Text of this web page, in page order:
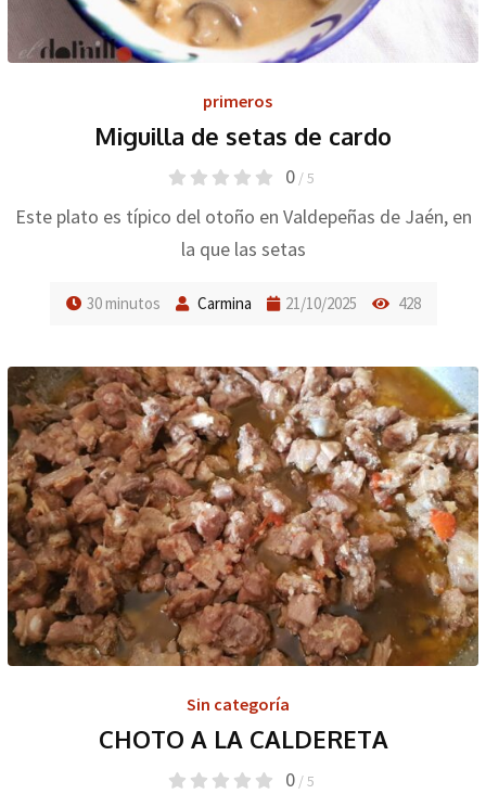
primeros
Miguilla de setas de cardo
0 / 5
Este plato es típico del otoño en Valdepeñas de Jaén, en
la que las setas
30 minutos Carmina 21/10/2025 428
Sin categoría
CHOTO A LA CALDERETA
0 / 5